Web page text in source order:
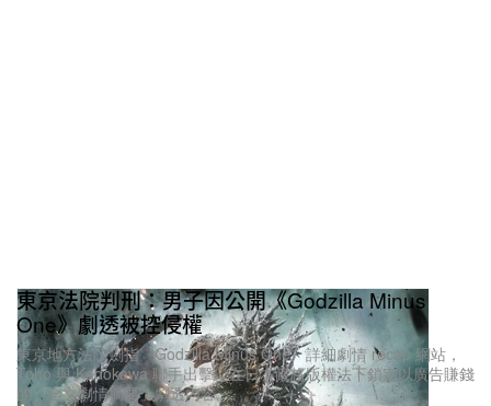
東京法院判刑：男子因公開《Godzilla Minus
One》劇透被控侵權
東京地方法院劍指《Godzilla Minus One》詳細劇情 recap 網站，
Toho 與 Kadokawa 聯手出擊，在日本嚴格版權法下鎖定以廣告賺錢
的「全文劇情摘要」劇透內容。